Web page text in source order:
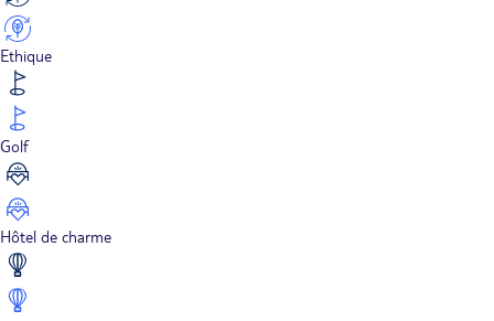
Ethique
Golf
Hôtel de charme